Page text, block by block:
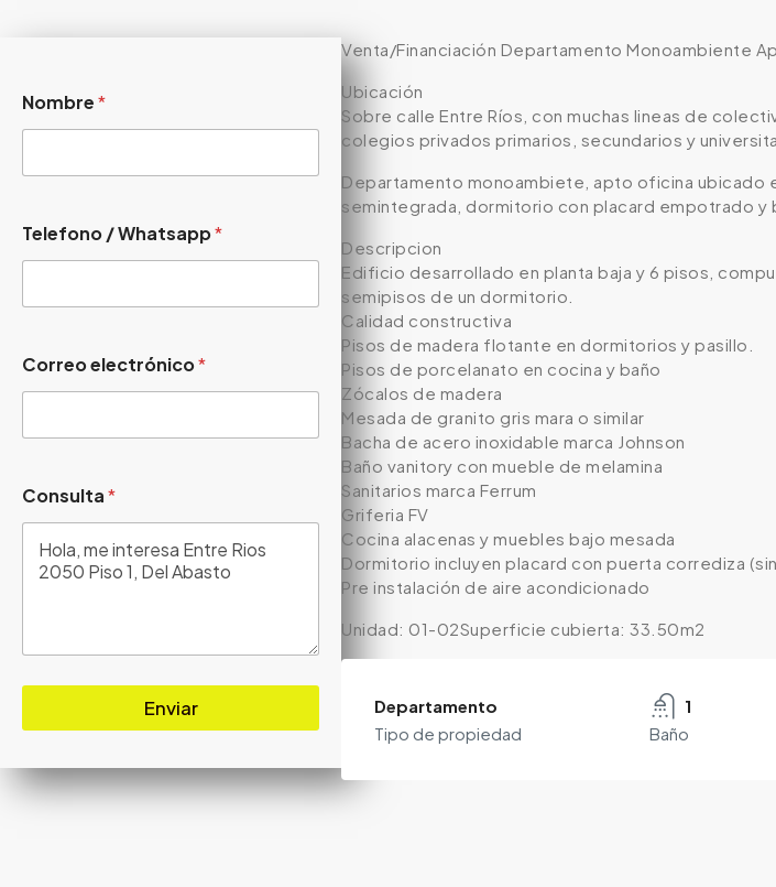
Nombre*
Telefono / Whatsapp*
Correo electrónico*
Consulta*
Enviar
Venta/Financiación Departamento Monoambiente
Ubicación
Sobre calle Entre Ríos, con muchas lineas de
colegios privados primarios, secundarios y
Departamento monoambiete, apto oficina
semintegrada, dormitorio con placard empotrado y
Descripcion
Edificio desarrollado en planta baja y 6 pisos,
semipisos de un dormitorio.
Calidad constructiva
Pisos de madera flotante en dormitorios y pasillo.
Pisos de porcelanato en cocina y baño
Zócalos de madera
Mesada de granito gris mara o similar
Bacha de acero inoxidable marca Johnson
Baño vanitory con mueble de melamina
Sanitarios marca Ferrum
Griferia FV
Cocina alacenas y muebles bajo mesada
Dormitorio incluyen placard con puerta corrediza
Pre instalación de aire acondicionado
Unidad: 01-02Superficie cubierta: 33.50m2
Departamento
Tipo de propiedad
1
Baño